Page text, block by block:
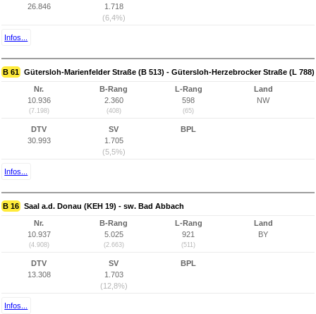
26.846
1.718
(6,4%)
Infos...
B 61 Gütersloh-Marienfelder Straße (B 513) - Gütersloh-Herzebrocker Straße (L 788)
Nr.
10.936
(7.198)
B-Rang
2.360
(408)
L-Rang
598
(65)
Land
NW
DTV
30.993
SV
1.705
(5,5%)
BPL
Infos...
B 16 Saal a.d. Donau (KEH 19) - sw. Bad Abbach
Nr.
10.937
(4.908)
B-Rang
5.025
(2.663)
L-Rang
921
(511)
Land
BY
DTV
13.308
SV
1.703
(12,8%)
BPL
Infos...